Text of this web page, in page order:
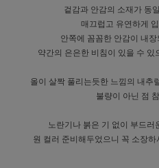
겉감과 안감의 소재가 동
매끄럽고 유연하게
안쪽에 꼼꼼한 안감이 내
약간의 은은한 비침이 있을 수
올이 살짝 풀리는듯한 느낌의 내추
불량이 아닌 점
노란기나 붉은 기 없이 부드
원 컬러 준비해두었으니 꼭 소장